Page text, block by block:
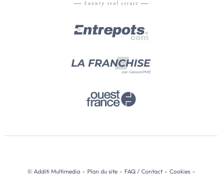
© Additi Multimedia - Plan du site - FAQ / Contact - Cookies -